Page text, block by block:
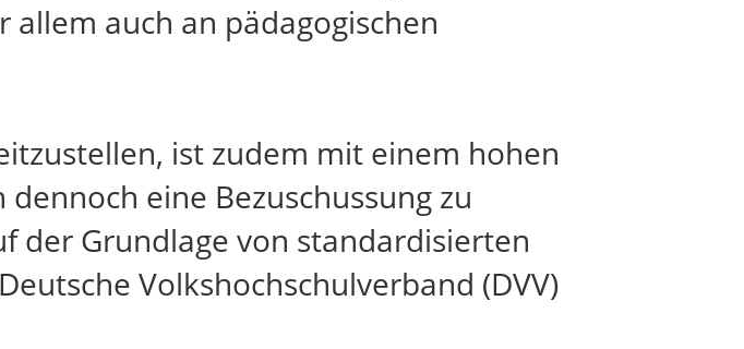
allem auch an pädagogischen
ist zudem mit einem hohen
eine Bezuschussung zu
der Grundlage von standardisierten
Volkshochschulverband (DVV)